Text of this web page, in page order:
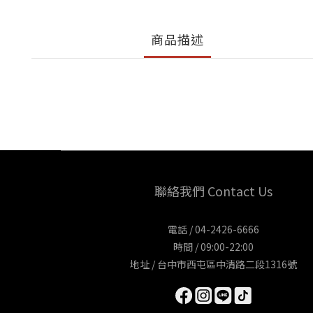
商品描述
聯絡我們 Contact Us
電話 / 04-2426-6666
時間 / 09:00-22:00
地址 / 台中市西屯區中清路二段1316號